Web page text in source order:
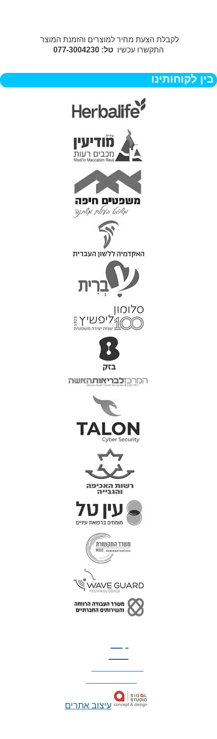
לקבלת הצעת מחיר למוצרים והזמנת המוצר
התקשרו עכשיו טל: 077-3004230
בין לקוחותינו
עיצוב אתרים